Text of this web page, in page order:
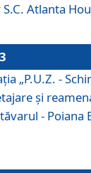
Atlanta
„P.U.Z. -
şi
- Poiana